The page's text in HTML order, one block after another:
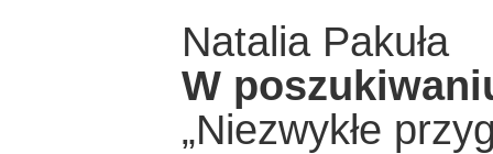
Natalia Pakuła
W
„Niezwykłe